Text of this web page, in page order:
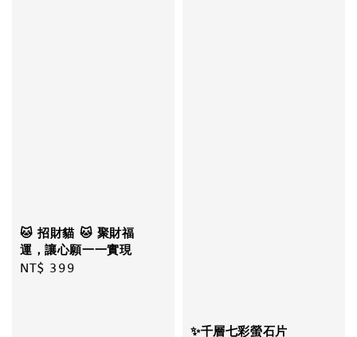
🐱 招財貓 🐱 聚財福
運，讓心願一一實現
Regular
NT$ 399
✨千層七彩螢石片